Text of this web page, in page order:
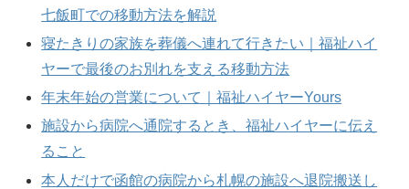
七飯町での移動方法を解説
寝たきりの家族を葬儀へ連れて行きたい｜福祉ハイ
ヤーで最後のお別れを支える移動方法
年末年始の営業について｜福祉ハイヤーYours
施設から病院へ通院するとき、福祉ハイヤーに伝え
ること
本人だけで函館の病院から札幌の施設へ退院搬送し